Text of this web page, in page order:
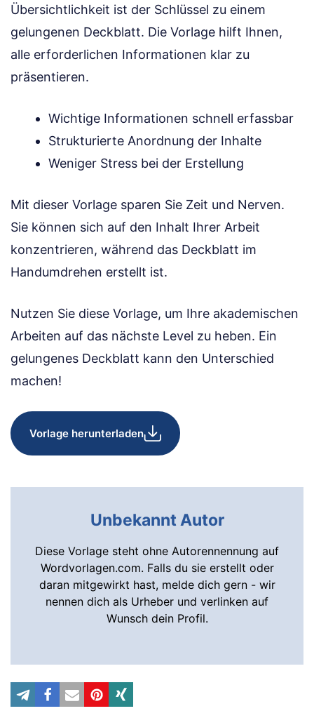
Übersichtlichkeit ist der Schlüssel zu einem
gelungenen Deckblatt. Die Vorlage hilft Ihnen,
alle erforderlichen Informationen klar zu
präsentieren.
Wichtige Informationen schnell erfassbar
Strukturierte Anordnung der Inhalte
Weniger Stress bei der Erstellung
Mit dieser Vorlage sparen Sie Zeit und Nerven.
Sie können sich auf den Inhalt Ihrer Arbeit
konzentrieren, während das Deckblatt im
Handumdrehen erstellt ist.
Nutzen Sie diese Vorlage, um Ihre akademischen
Arbeiten auf das nächste Level zu heben. Ein
gelungenes Deckblatt kann den Unterschied
machen!
Vorlage herunterladen
Unbekannt Autor
Diese Vorlage steht ohne Autorennennung auf
Wordvorlagen.com. Falls du sie erstellt oder
daran mitgewirkt hast, melde dich gern - wir
nennen dich als Urheber und verlinken auf
Wunsch dein Profil.